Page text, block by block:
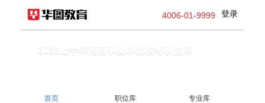
登录
4006-01-9999
2026上半年海南事业单位联考职位库
首页 职位库 专业库